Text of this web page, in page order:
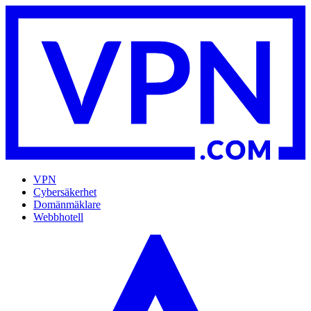
VPN
Cybersäkerhet
Domänmäklare
Webbhotell